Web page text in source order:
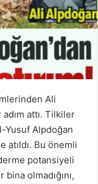
Ali
attı. Tilkiler
Yusuf Alpdoğan
atıldı. Bu önemli
potansiyeli
olmadığını,